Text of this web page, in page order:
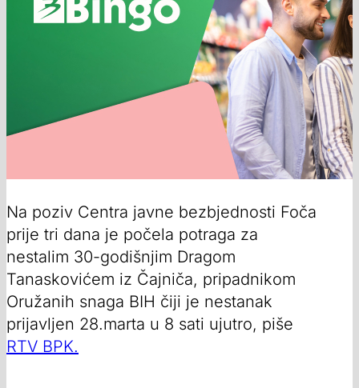
Na poziv Centra javne bezbjednosti Foča
prije tri dana je počela potraga za
nestalim 30-godišnjim Dragom
Tanaskovićem iz Čajniča, pripadnikom
Oružanih snaga BIH čiji je nestanak
prijavljen 28.marta u 8 sati ujutro, piše
RTV BPK.